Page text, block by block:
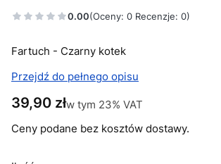
0.00(Oceny: 0 Recenzje: 0)
Fartuch - Czarny kotek
Przejdź do pełnego opisu
Cena
39,90 złw tym 23% VAT
w tym 23% VAT
Ceny podane bez kosztów dostawy.